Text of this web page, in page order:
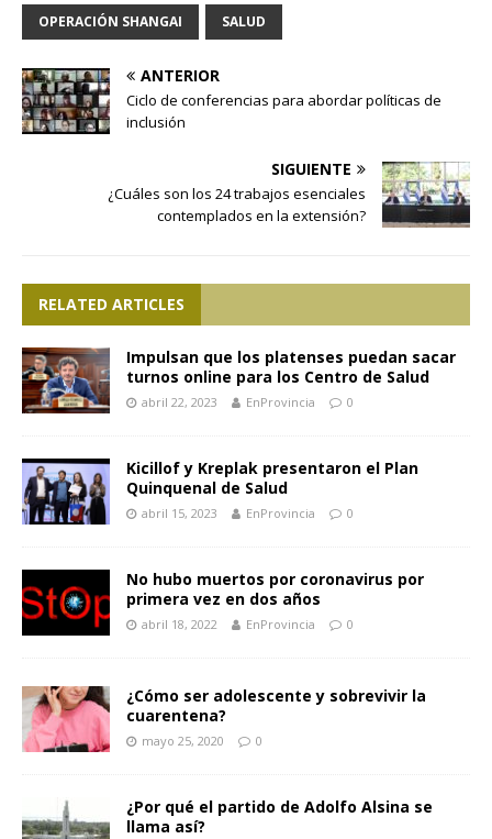
OPERACIÓN SHANGAI SALUD
ANTERIOR
Ciclo de conferencias para abordar políticas de
inclusión
SIGUIENTE
¿Cuáles son los 24 trabajos esenciales
contemplados en la extensión?
RELATED ARTICLES
Impulsan que los platenses puedan sacar
turnos online para los Centro de Salud
abril 22, 2023 EnProvincia 0
Kicillof y Kreplak presentaron el Plan
Quinquenal de Salud
abril 15, 2023 EnProvincia 0
No hubo muertos por coronavirus por
primera vez en dos años
abril 18, 2022 EnProvincia 0
¿Cómo ser adolescente y sobrevivir la
cuarentena?
mayo 25, 2020 0
¿Por qué el partido de Adolfo Alsina se
llama así?